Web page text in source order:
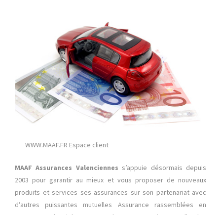
WWW.MAAF.FR Espace client
MAAF Assurances Valenciennes s’appuie désormais depuis
2003 pour garantir au mieux et vous proposer de nouveaux
produits et services ses assurances sur son partenariat avec
d’autres puissantes mutuelles Assurance rassemblées en